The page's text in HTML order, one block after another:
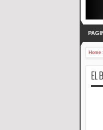
Home
EL